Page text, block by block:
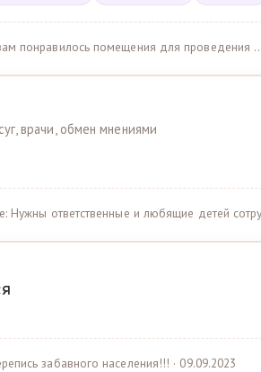
понравилось помещения для проведения …
врачи, обмен мнениями
Нужны ответственные и любящие детей
забавного населения!!! · 09.09.2023